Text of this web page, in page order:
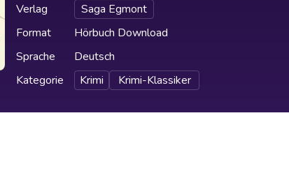
Verlag
Saga Egmont
Format
Hörbuch Download
Sprache
Deutsch
Kategorie
Krimi Krimi-Klassiker